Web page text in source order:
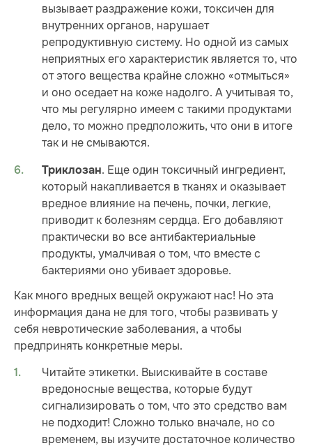
вызывает раздражение кожи, токсичен для
внутренних органов, нарушает
репродуктивную систему. Но одной из самых
неприятных его характеристик является то, что
от этого вещества крайне сложно «отмыться»
и оно оседает на коже надолго. А учитывая то,
что мы регулярно имеем с такими продуктами
дело, то можно предположить, что они в итоге
так и не смываются.
Триклозан. Еще один токсичный ингредиент,
который накапливается в тканях и оказывает
вредное влияние на печень, почки, легкие,
приводит к болезням сердца. Его добавляют
практически во все антибактериальные
продукты, умалчивая о том, что вместе с
бактериями оно убивает здоровье.
Как много вредных вещей окружают нас! Но эта
информация дана не для того, чтобы развивать у
себя невротические заболевания, а чтобы
предпринять конкретные меры.
Читайте этикетки. Выискивайте в составе
вредоносные вещества, которые будут
сигнализировать о том, что это средство вам
не подходит! Сложно только вначале, но со
временем, вы изучите достаточное количество